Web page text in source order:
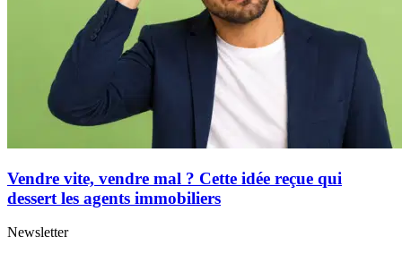
Vendre vite, vendre mal ? Cette idée reçue qui
dessert les agents immobiliers
Newsletter